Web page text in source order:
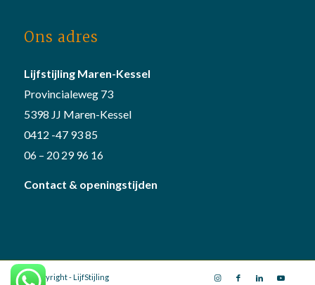
Ons adres
Lijfstijling Maren-Kessel
Provincialeweg 73
5398 JJ Maren-Kessel
0412 -47 93 85
06 – 20 29 96 16
Contact & openingstijden
© Copyright - LijfStijling